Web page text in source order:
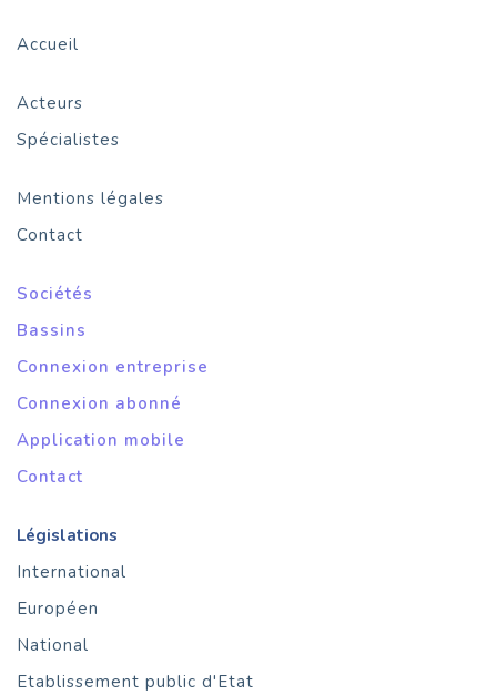
Accueil
Acteurs
Spécialistes
Mentions légales
Contact
Sociétés
Bassins
Connexion entreprise
Connexion abonné
Application mobile
Contact
Législations
International
Européen
National
Etablissement public d'Etat